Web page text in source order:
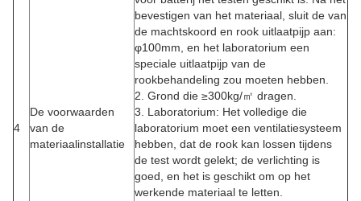
4
De voorwaarden
van de
materiaalinstallatie
bevestigen van het materiaal, sluit de van
de machtskoord en rook uitlaatpijp aan:
φ100mm, en het laboratorium een
speciale uitlaatpijp van de
rookbehandeling zou moeten hebben.
2. Grond die ≥300kg/㎡ dragen.
3. Laboratorium: Het volledige die
laboratorium moet een ventilatiesysteem
hebben, dat de rook kan lossen tijdens
de test wordt gelekt; de verlichting is
goed, en het is geschikt om op het
werkende materiaal te letten.